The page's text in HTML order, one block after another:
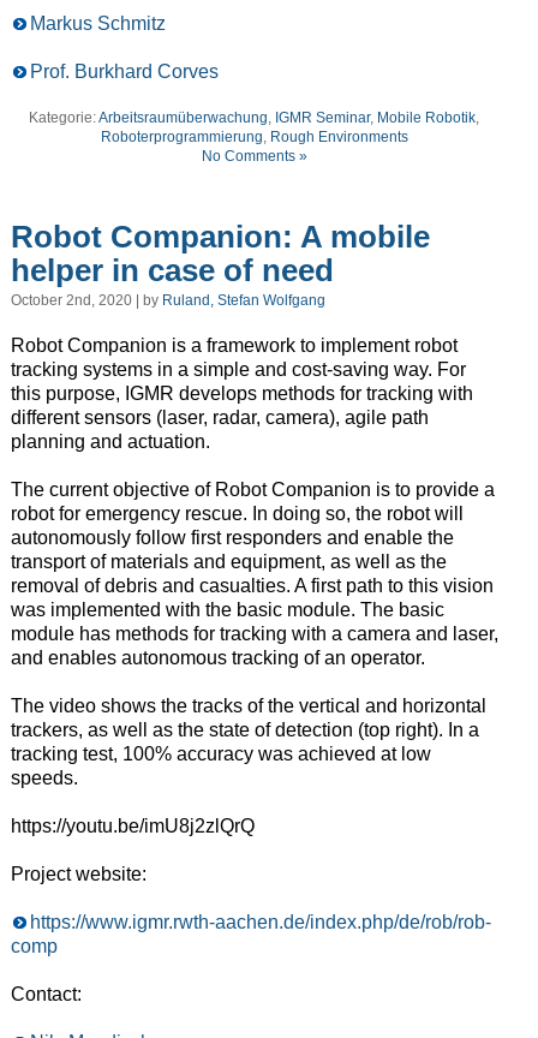
Markus Schmitz
Prof. Burkhard Corves
Kategorie:Arbeitsraumüberwachung IGMR Seminar, Mobile Robotik
Roboterprogrammierung Rough Environments
No Comments »
Robot Companion: A mobile
helper in case of need
October 2nd, 2020 | by Ruland, Stefan Wolfgang
Robot Companion is a framework to implement robot
tracking systems in a simple and cost-saving way. For
this purpose, IGMR develops methods for tracking with
different sensors (laser, radar, camera), agile path
planning and actuation.
The current objective of Robot Companion is to provide a
robot for emergency rescue. In doing so, the robot will
autonomously follow first responders and enable the
transport of materials and equipment, as well as the
removal of debris and casualties. A first path to this vision
was implemented with the basic module. The basic
module has methods for tracking with a camera and laser,
and enables autonomous tracking of an operator.
The video shows the tracks of the vertical and horizontal
trackers, as well as the state of detection (top right). In a
tracking test, 100% accuracy was achieved at low
speeds.
https://youtu.be/imU8j2zlQrQ
Project website:
https://www.igmr.rwth-aachen.de/index.php/de/rob/rob-
comp
Contact: